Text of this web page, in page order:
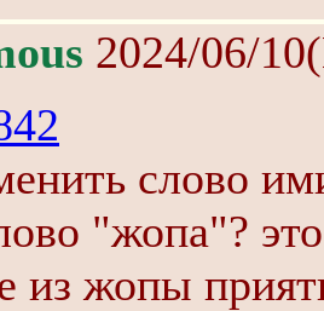
2024/06/
слово
"жопа"?
из жопы